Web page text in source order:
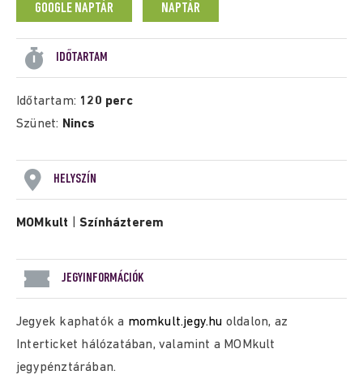
GOOGLE NAPTÁR NAPTÁR
IDŐTARTAM
Időtartam: 120 perc
Szünet: Nincs
HELYSZÍN
MOMkult |Színházterem
JEGYINFORMÁCIÓK
Jegyek kaphatók a momkult.jegy.hu oldalon, az
Interticket hálózatában, valamint a MOMkult
jegypénztárában.